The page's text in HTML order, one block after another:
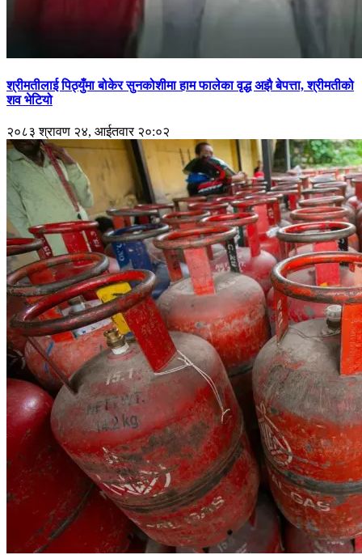
श्रीमतीलाई पिठ्युँमा बोकेर सुनकोशीमा हाम फालेका वृद्ध अझै बेपत्ता, श्रीमतीको
शव भेटियो
२०८३ श्रावण २४, आईतवार २०:०२